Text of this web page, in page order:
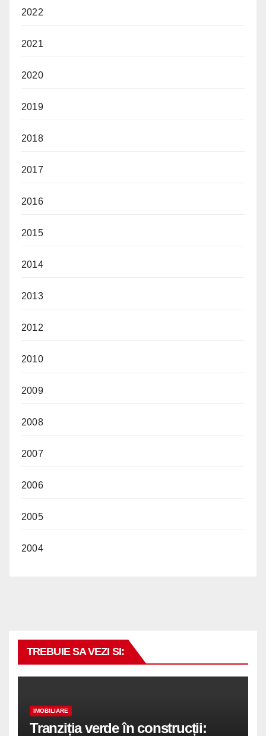
2022
2021
2020
2019
2018
2017
2016
2015
2014
2013
2012
2010
2009
2008
2007
2006
2005
2004
TREBUIE SA VEZI SI:
IMOBILIARE
Tranziția verde în construcții: